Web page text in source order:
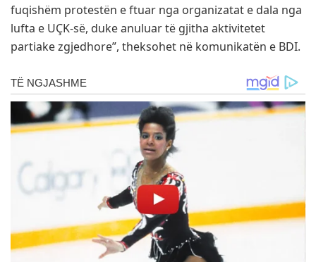
fuqishëm protestën e ftuar nga organizatat e dala nga
lufta e UÇK-së, duke anuluar të gjitha aktivitetet
partiake zgjedhore”, theksohet në komunikatën e BDI.